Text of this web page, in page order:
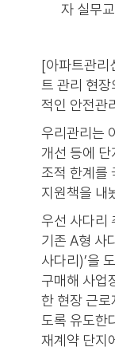
자 실무
[아파트관리
트 관리 현
적인 안전관
우리관리는
개선 등에
조적 한계를
지원책을 내
우선 사다리
기존 A형 사
사다리)’을
구매해 사업
한 현장 근로
도록 유도한
재계약 단지